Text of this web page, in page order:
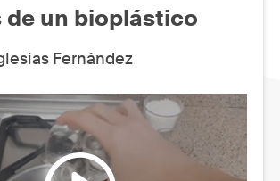
de un bioplástico
Fernández